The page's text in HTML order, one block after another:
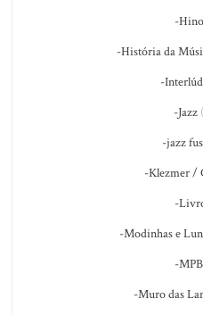
-
-História da
-
-Jazz
-jazz
-Klezmer /
-
-Modinhas e
-MPB
-Muro das